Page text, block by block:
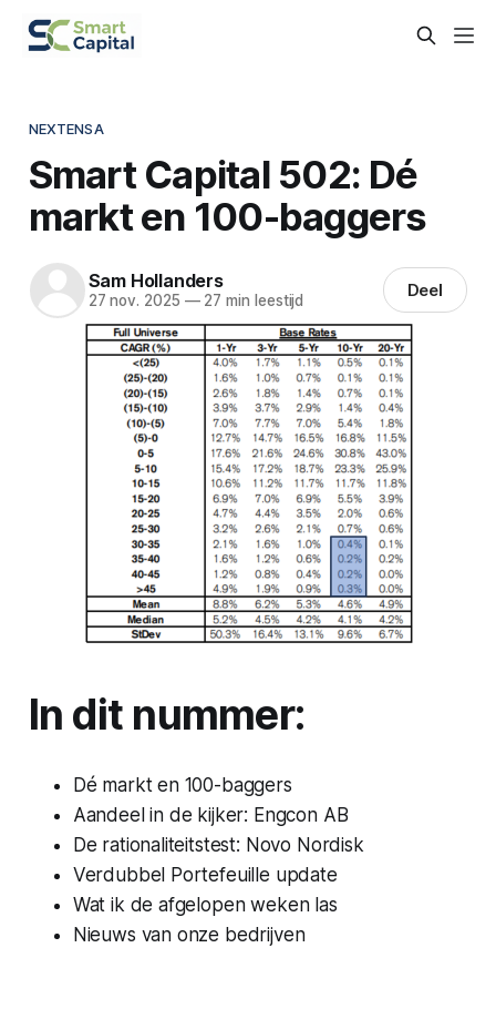
NEXTENSA
Smart Capital 502: Dé
markt en 100-baggers
Sam Hollanders
27 nov. 2025 —27 min leestijd Deel
In dit nummer:
Dé markt en 100-baggers
Aandeel in de kijker: Engcon AB
De rationaliteitstest: Novo Nordisk
Verdubbel Portefeuille update
Wat ik de afgelopen weken las
Nieuws van onze bedrijven